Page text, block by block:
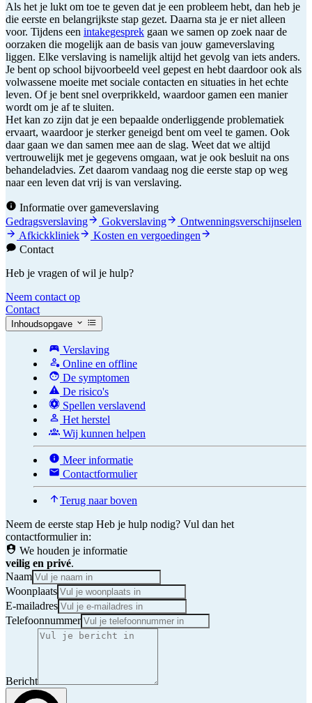
Als het je lukt om toe te geven dat je een probleem hebt, dan heb je
die eerste en belangrijkste stap gezet. Daarna sta je er niet alleen
voor. Tijdens een intakegesprek gaan we samen op zoek naar de
oorzaken die mogelijk aan de basis van jouw gameverslaving
liggen. Elke verslaving is namelijk altijd het gevolg van iets anders.
Je bent op school bijvoorbeeld veel gepest en hebt daardoor ook als
volwassene moeite met sociale contacten en situaties in het echte
leven. Of je bent snel overprikkeld, waardoor gamen een manier
wordt om je af te sluiten.
Het kan zo zijn dat je een bepaalde onderliggende problematiek
ervaart, waardoor je sterker geneigd bent om veel te gamen. Ook
daar gaan we dan samen mee aan de slag. Weet dat we altijd
vertrouwelijk met je gegevens omgaan, wat je ook besluit na ons
behandeladvies. Zet daarom vandaag nog die eerste stap op weg
naar een leven dat vrij is van verslaving.
Informatie over gameverslaving
Gedragsverslaving
Gokverslaving
Ontwenningsverschijnselen
Afkickkliniek
Kosten en vergoedingen
Contact
Heb je vragen of wil je hulp?
Neem contact op
Contact
Inhoudsopgave
Verslaving
Online en offline
De symptomen
De risico's
Spellen verslavend
Het herstel
Wij kunnen helpen
Meer informatie
Contactformulier
Terug naar boven
Neem de eerste stap Heb je hulp nodig? Vul dan het
contactformulier in:
We houden je informatie
veilig en privé.
Naam
Woonplaats
E-mailadres
Telefoonnummer
Bericht